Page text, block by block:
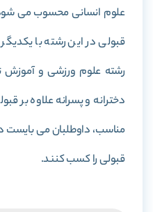
علوم انسانی محسوب می
قبولی در این رشته با
رشته علوم ورزشی و آموزش
دخترانه و پسرانه علاوه بر
مناسب، داوطلبان می بایست
قبولی را کسب کنند.